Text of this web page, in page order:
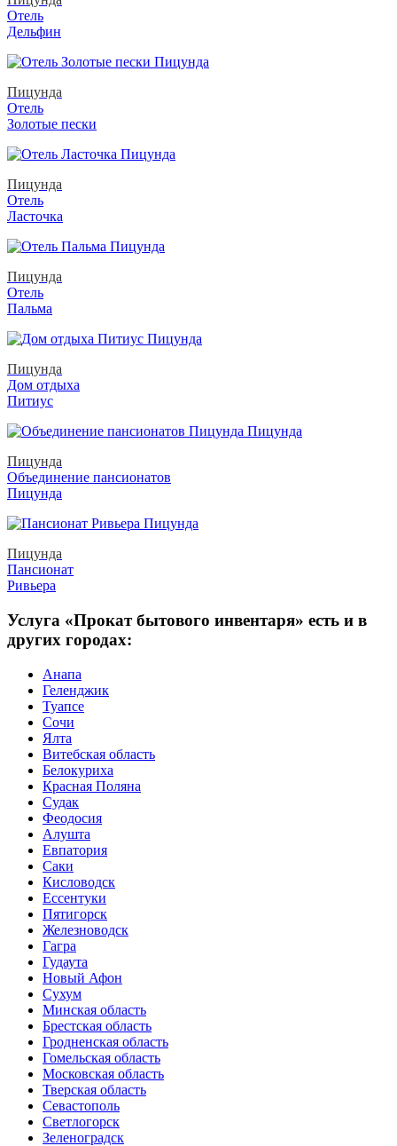
Отель
Дельфин
Пицунда
Отель
Золотые пески
Пицунда
Отель
Ласточка
Пицунда
Отель
Пальма
Пицунда
Дом отдыха
Питиус
Пицунда
Объединение пансионатов
Пицунда
Пицунда
Пансионат
Ривьера
Услуга «Прокат бытового инвентаря» есть и в
других городах:
Анапа
Геленджик
Туапсе
Сочи
Ялта
Витебская область
Белокуриха
Красная Поляна
Судак
Феодосия
Алушта
Евпатория
Саки
Кисловодск
Ессентуки
Пятигорск
Железноводск
Гагра
Гудаута
Новый Афон
Сухум
Минская область
Брестская область
Гродненская область
Гомельская область
Московская область
Тверская область
Севастополь
Светлогорск
Зеленоградск